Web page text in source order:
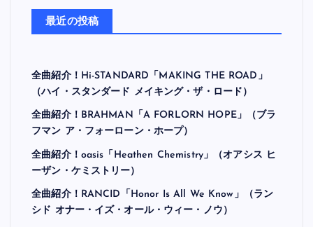
最近の投稿
全曲紹介！Hi-STANDARD「MAKING THE ROAD」
（ハイ・スタンダード メイキング・ザ・ロード）
全曲紹介！BRAHMAN「A FORLORN HOPE」（ブラ
フマン ア・フォーローン・ホープ）
全曲紹介！oasis「Heathen Chemistry」（オアシス ヒ
ーザン・ケミストリー）
全曲紹介！RANCID「Honor Is All We Know」（ラン
シド オナー・イズ・オール・ウィー・ノウ）